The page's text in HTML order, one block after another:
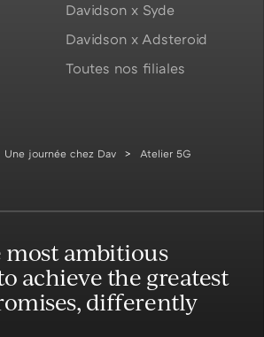
Davidson x Syde
Davidson x Adsteroid
Toutes nos filiales
Une journée chez Dav Atelier 5G
most ambitious
achieve the greatest
differently